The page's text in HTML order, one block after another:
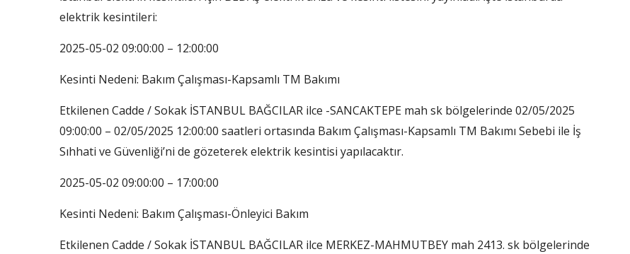
elektrik kesintileri:
2025-05-02 09:00:00 – 12:00:00
Kesinti Nedeni: Bakım Çalışması-Kapsamlı TM Bakımı
Etkilenen Cadde / Sokak İSTANBUL BAĞCILAR ilce -SANCAKTEPE mah sk bölgelerinde 02/05/2025
09:00:00 – 02/05/2025 12:00:00 saatleri ortasında Bakım Çalışması-Kapsamlı TM Bakımı Sebebi ile İş
Sıhhati ve Güvenliği’ni de gözeterek elektrik kesintisi yapılacaktır.
2025-05-02 09:00:00 – 17:00:00
Kesinti Nedeni: Bakım Çalışması-Önleyici Bakım
Etkilenen Cadde / Sokak İSTANBUL BAĞCILAR ilce MERKEZ-MAHMUTBEY mah 2413. sk bölgelerinde